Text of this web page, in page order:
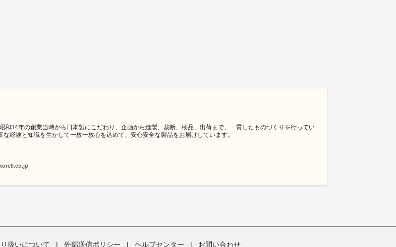
和34年の創業当時から日本製にこだわり、企画から縫製、裁断、検品、出荷まで、一貫したものづくりを行ってい
経験と知識を生かして一枚一枚心を込めて、安心安全な製品をお届けしています。
扱いについて | 外部送信ポリシー | ヘルプセンター | お問い合わせ